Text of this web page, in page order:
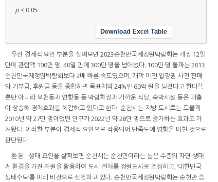
p< 0.05
Download Excel Table
우선 경제적 요인 부분을 살펴보면 2023순천만국제정원박람회는 개장 12일
만에 관람객 100만 명, 40일 만에 300만 명을 넘어섰다. 100만 명 돌파는 2013
순천만국제정원박람회보다 2배 빠른 속도였으며, 개막 이전 입장권 사전 판매
와 기부금, 후원금 등을 종합하면 목표치의 24%인 60억 원을 넘겼다고 한다2).
뿐만 아니라 오천동과 연향동 등 박람회장과 가까운 식당, 숙박시설 등은 매출
이 상승해 경제효과를 체감하고 있다고 한다. 순천시는 지방 도시로는 드물게
2010년 약 27만 명이었던 인구가 2022년 약 28만 명으로 증가하는 효과도 가
져왔다. 이러한 부분이 경제적 요인으로 작용되어 만족도에 영향을 미친 것으로
판단된다.
환경ㆍ생태 요인을 살펴보면 순천시는 순천만이라는 높은 수준의 자연 생태
계 환경을 가진 자원을 활용하여 도시 전체를 정원도시로 조성하고, ‘대한민국
생태수도’를 미래 비전으로 선언하고 있다. 순천만국제정원박람회는 순천만 습